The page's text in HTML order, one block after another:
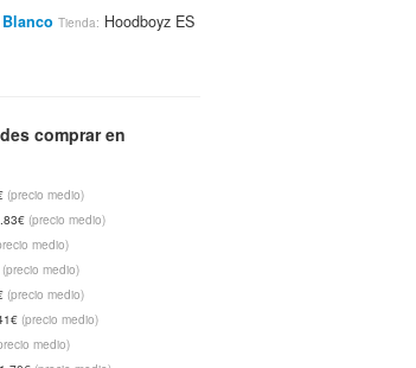
Tienda: Hoodboyz ES
Bufandas Negro
Being
Gris Tienda:
Tienda:Hoodboyz ES
comprar en
(precio medio)
(precio medio)
medio)
(precio medio)
(precio medio)
(precio medio)
medio)